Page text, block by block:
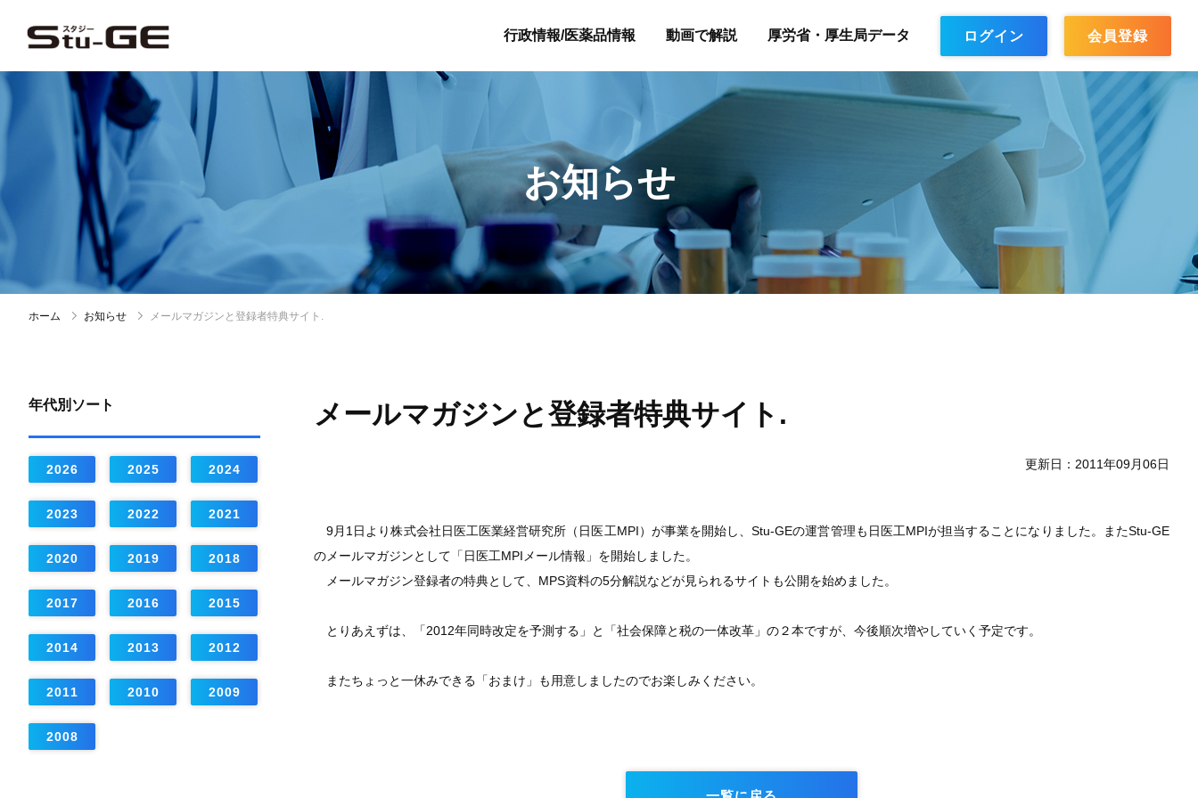
行政情報/医薬品情報 動画で解説 厚労省・厚生局データ ログイン 会員登録
お知らせ
ホーム お知らせ メールマガジンと登録者特典サイト.
メールマガジンと登録者特典サイト.
更新日：2011年09月06日
9月1日より株式会社日医工医業経営研究所（日医工MPI）が事業を開始し、Stu-GEの運営管理も日医工MPIが担当することになりました。またStu-GE
のメールマガジンとして「日医工MPIメール情報」を開始しました。
メールマガジン登録者の特典として、MPS資料の5分解説などが見られるサイトも公開を始めました。
とりあえずは、「2012年同時改定を予測する」と「社会保障と税の一体改革」の２本ですが、今後順次増やしていく予定です。
またちょっと一休みできる「おまけ」も用意しましたのでお楽しみください。
年代別ソート
2026 2025 2024
2023 2022 2021
2020 2019 2018
2017 2016 2015
2014 2013 2012
2011 2010 2009
2008